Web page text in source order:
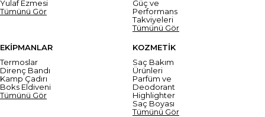
Yulaf Ezmesi
Tümünü Gör
Güç ve
Performans
Takviyeleri
Tümünü Gör
EKİPMANLAR
Termoslar
Direnç Bandı
Kamp Çadırı
Boks Eldiveni
Tümünü Gör
KOZMETİK
Saç Bakım
Ürünleri
Parfüm ve
Deodorant
Highlighter
Saç Boyası
Tümünü Gör